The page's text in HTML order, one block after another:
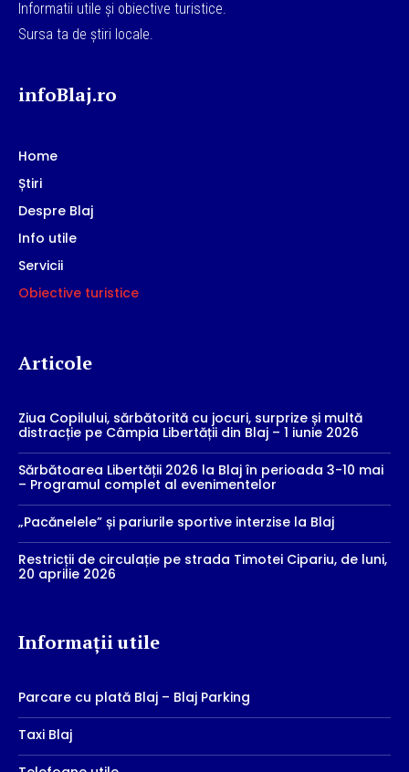
Informatii utile și obiective turistice.
Sursa ta de știri locale.
infoBlaj.ro
Home
Știri
Despre Blaj
Info utile
Servicii
Obiective turistice
Articole
Ziua Copilului, sărbătorită cu jocuri, surprize și multă
distracție pe Câmpia Libertății din Blaj – 1 iunie 2026
Sărbătoarea Libertății 2026 la Blaj în perioada 3-10 mai
– Programul complet al evenimentelor
„Pacănelele” și pariurile sportive interzise la Blaj
Restricții de circulație pe strada Timotei Cipariu, de luni,
20 aprilie 2026
Informații utile
Parcare cu plată Blaj – Blaj Parking
Taxi Blaj